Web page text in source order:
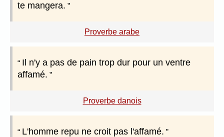
te mangera.
Proverbe arabe
Il n'y a pas de pain trop dur pour un ventre
affamé.
Proverbe danois
L'homme repu ne croit pas l'affamé.